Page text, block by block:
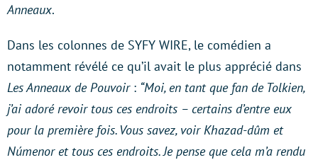
Anneaux.
Dans les colonnes de SYFY WIRE, le comédien a
notamment révélé ce qu’il avait le plus apprécié dans
Les Anneaux de Pouvoir: “Moi, en tant que fan de Tolkien,
j’ai adoré revoir tous ces endroits – certains d’entre eux
pour la première fois. Vous savez, voir Khazad-dûm et
Númenor et tous ces endroits. Je pense que cela m’a rendu